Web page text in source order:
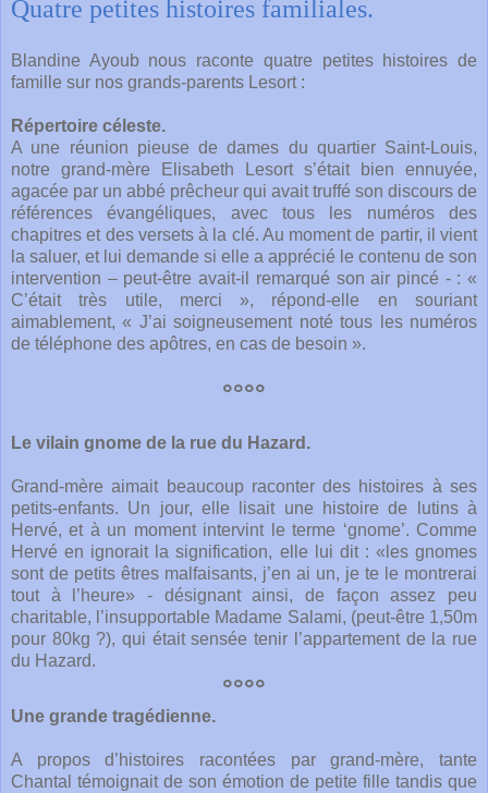
Quatre petites histoires familiales.
Blandine Ayoub nous raconte quatre petites histoires de
famille sur nos grands-parents Lesort :
Répertoire céleste.
A une réunion pieuse de dames du quartier Saint-Louis,
notre grand-mère Elisabeth Lesort s’était bien ennuyée,
agacée par un abbé prêcheur qui avait truffé son discours de
références évangéliques, avec tous les numéros des
chapitres et des versets à la clé. Au moment de partir, il vient
la saluer, et lui demande si elle a apprécié le contenu de son
intervention – peut-être avait-il remarqué son air pincé - : «
C’était très utile, merci », répond-elle en souriant
aimablement, « J’ai soigneusement noté tous les numéros
de téléphone des apôtres, en cas de besoin ».
°°°°
Le vilain gnome de la rue du Hazard.
Grand-mère aimait beaucoup raconter des histoires à ses
petits-enfants. Un jour, elle lisait une histoire de lutins à
Hervé, et à un moment intervint le terme ‘gnome’. Comme
Hervé en ignorait la signification, elle lui dit : «les gnomes
sont de petits êtres malfaisants, j’en ai un, je te le montrerai
tout à l’heure» - désignant ainsi, de façon assez peu
charitable, l’insupportable Madame Salami, (peut-être 1,50m
pour 80kg ?), qui était sensée tenir l’appartement de la rue
du Hazard.
°°°°
Une grande tragédienne.
A propos d’histoires racontées par grand-mère, tante
Chantal témoignait de son émotion de petite fille tandis que